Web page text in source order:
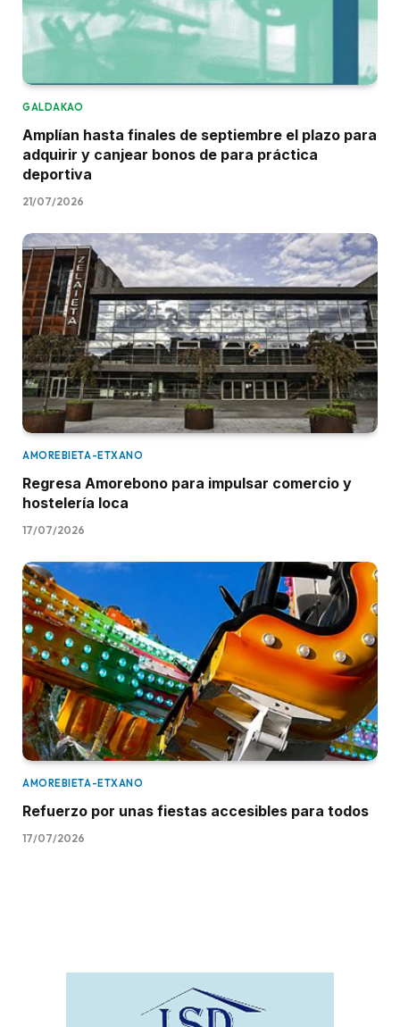
GALDAKAO
Amplían hasta finales de septiembre el plazo para
adquirir y canjear bonos de para práctica
deportiva
21/07/2026
AMOREBIETA-ETXANO
Regresa Amorebono para impulsar comercio y
hostelería loca
17/07/2026
AMOREBIETA-ETXANO
Refuerzo por unas fiestas accesibles para todos
17/07/2026